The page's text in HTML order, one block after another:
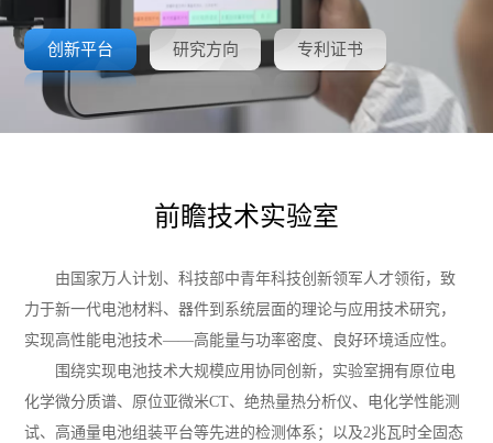
技术创新
新闻资讯
创新平台 研究方向 专利证书
前瞻技术实验室
由国家万人计划、科技部中青年科技创新领军人才领衔，致
力于新一代电池材料、器件到系统层面的理论与应用技术研究，
实现高性能电池技术——高能量与功率密度、良好环境适应性。
围绕实现电池技术大规模应用协同创新，实验室拥有原位电
化学微分质谱、原位亚微米CT、绝热量热分析仪、电化学性能测
试、高通量电池组装平台等先进的检测体系；以及2兆瓦时全固态